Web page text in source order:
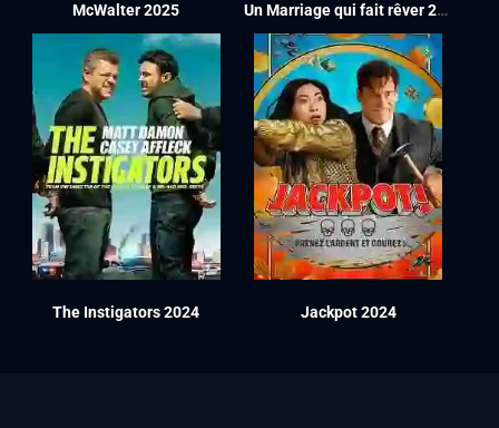
McWalter 2025 Un Marriage qui fait rêver 2024
The Instigators 2024 Jackpot 2024